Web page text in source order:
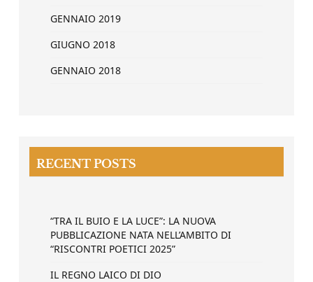
GENNAIO 2019
GIUGNO 2018
GENNAIO 2018
RECENT POSTS
“TRA IL BUIO E LA LUCE”: LA NUOVA
PUBBLICAZIONE NATA NELL’AMBITO DI
“RISCONTRI POETICI 2025”
IL REGNO LAICO DI DIO